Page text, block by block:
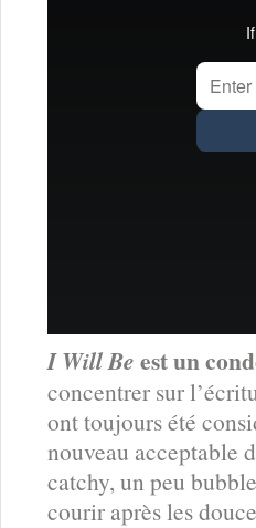
I Will Be est un
concentrer sur
ont toujours été
nouveau acceptable
catchy, un peu
courir après les